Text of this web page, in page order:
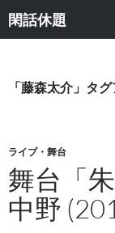
閑話休題
索
ン
キ
ッ
プ
「藤森太介」タ
ライブ・舞台
舞台「
中野